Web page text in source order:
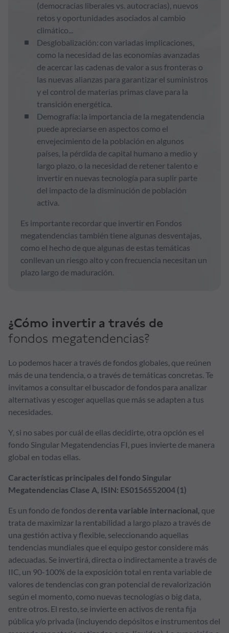
(democracias liberales vs. autocracias), nuevos
retos y oportunidades asociados al cambio
climático...
Desglobalización: con variadas implicaciones,
como la necesidad de las economías avanzadas
de acercar las cadenas de valor a sus fronteras o
las nuevas alianzas para garantizar el suministros
y el control de materias primas clave para la
transición energética.
Demografía: la importancia de la megatendencia
puede apreciarse en aspectos como el
envejecimiento de la población en algunos
países, la pérdida de capital humano a medio y
largo plazo, o la necesidad de retener talento e
invertir en nuevas tecnología para suplir parte
del impacto de la disminución de población
activa.
Es importante recordar que invertir en Fondos
megatendencias también tiene algunas desventajas,
como el hecho de que algunas de estas temáticas
conllevan un riesgo alto y con frecuencia necesitan un
plazo largo de maduración.
¿Cómo invertir a través de
fondos megatendencias?
Lo podemos hacer a través de fondos globales, que reúnen
más de una tendencia, o a través de temáticas concretas. Te
invitamos a consultar el buscador de fondos para analizar
alternativas y escoger aquellas que más se adapten a tus
necesidades.
Y, si no sabes por cuál de ellas decidirte, otra opción es el
fondo Singular Megatendencias FI, pues invierte de manera
global en todas ellas.
Características principales del fondo Singular
Megatendencias Clase A, ISIN: ES0156552004 (1)
Es un fondo de fondos derenta variable internacional, que
trata de maximizar la rentabilidad a largo plazo a través de
una gestión activa y flexible, seleccionando aquellas
tendencias mundiales que el equipo gestor considere más
adecuadas. Se invertirá, directa o indirectamente a través de
IIC, un 90-100% de la exposición total en renta variable de
valores de tendencias con gran potencial de revalorización
según el momento, como nuevas tecnologías o big data,
entre otros. El resto, se invierte en activos de renta fija
pública y/o privada (incluyendo depósitos e instrumentos del